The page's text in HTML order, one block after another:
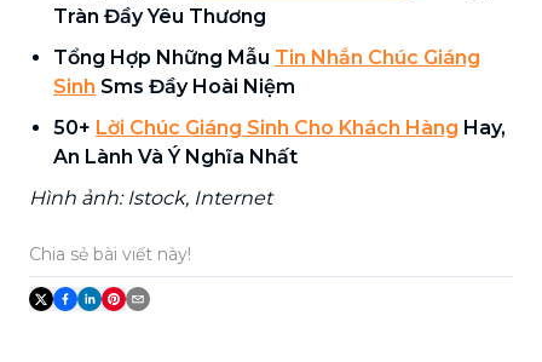
Tràn Đầy Yêu Thương
Tổng Hợp Những Mẫu Tin Nhắn Chúc Giáng
Sinh Sms Đầy Hoài Niệm
50+ Lời Chúc Giáng Sinh Cho Khách Hàng Hay,
An Lành Và Ý Nghĩa Nhất
Hình ảnh: Istock, Internet
Chia sẻ bài viết này!